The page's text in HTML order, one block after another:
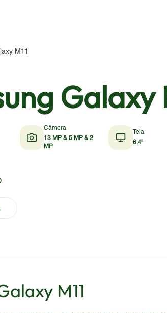
M11
Galaxy
Câmera
13 MP & 5 MP & 2
MP
Tela
6.4"
M11